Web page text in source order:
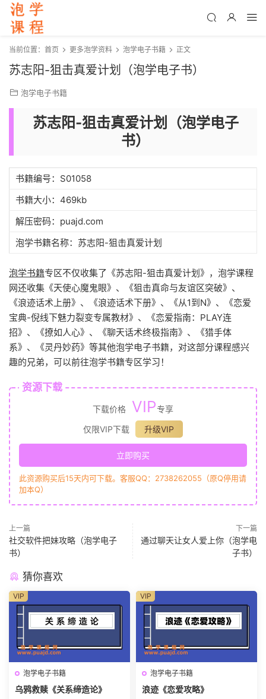
当前位置： 首页 更多泡学资料 泡学电子书籍 正文
苏志阳-狙击真爱计划（泡学电子书）
泡学电子书籍
苏志阳-狙击真爱计划（泡学电子
书）
书籍编号：S01058
书籍大小：469kb
解压密码：puajd.com
泡学书籍名称：苏志阳-狙击真爱计划
泡学书籍专区不仅收集了《苏志阳-狙击真爱计划》，泡学课程
网还收集《天使心魔鬼眼》、《狙击真命与友谊区突破》、
《浪迹话术上册》、《浪迹话术下册》、《从1到N》、《恋爱
宝典-倪线下魅力裂变专属教材》、《恋爱指南：PLAY连
招》、《撩如人心》、《聊天话术终极指南》、《猎手体
系》、《灵丹妙药》等其他泡学电子书籍，对这部分课程感兴
趣的兄弟，可以前往泡学书籍专区学习！
资源下载
下载价格 VIP专享
仅限VIP下载
升级VIP
立即购买
此资源购买后15天内可下载。客服QQ：2738262055（原Q停用请
加本Q）
上一篇
社交软件把妹攻略（泡学电子
书）
下一篇
通过聊天让女人爱上你（泡学电
子书）
猜你喜欢
泡学电子书籍
乌鸦救赎《关系缔造论》
VIP
泡学电子书籍
浪迹《恋爱攻略》
VIP